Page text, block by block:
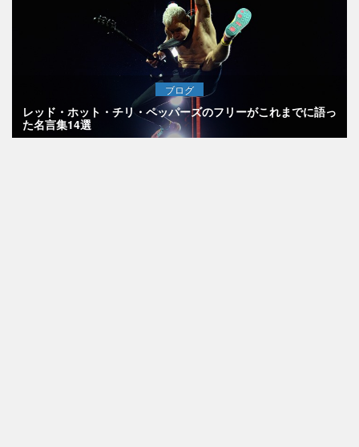
ブログ
レッド・ホット・チリ・ペッパーズのフリーがこれまでに語っ
た名言集14選